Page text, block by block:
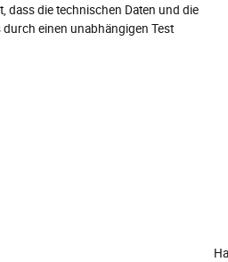
dass die technischen Daten und die
einen unabhängigen Test